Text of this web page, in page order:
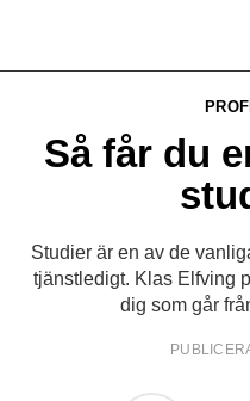
Så får du
Studier är en av de
tjänstledigt. Klas Elfving
dig som går